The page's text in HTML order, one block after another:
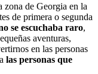
zona de Georgia en la
de primera o segunda
se escuchaba raro,
aventuras,
en las personas
las personas que